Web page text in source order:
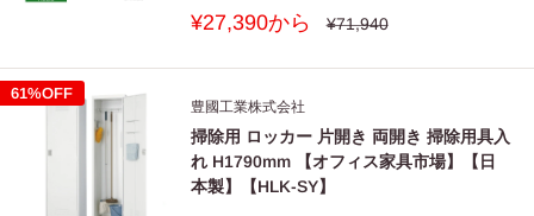
販
価
¥27,390から
通
格
¥71,940
61%OFF
豊國工業株式会社
掃除用 ロッカー 片開き 両開き 掃除用具入
れ H1790mm 【オフィス家具市場】【日
本製】【HLK-SY】